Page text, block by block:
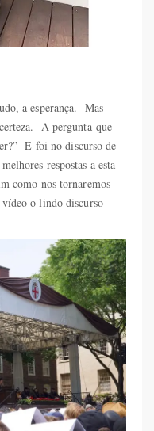
a esperança. Mas
A pergunta que
E foi no discurso de
respostas a esta
como nos tornaremos
o lindo discurso